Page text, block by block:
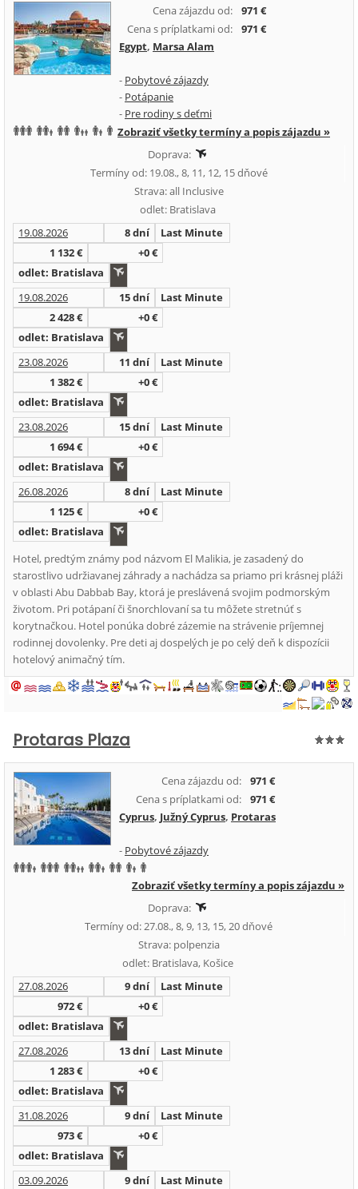
Cena zájazdu od:
971 €
Cena s príplatkami od:
971 €
Egypt, Marsa Alam
- Pobytové zájazdy
- Potápanie
- Pre rodiny s deťmi
Zobraziť všetky termíny a popis zájazdu »
Doprava:
Termíny od: 19.08., 8, 11, 12, 15 dňové
Strava: all Inclusive
odlet: Bratislava
19.08.2026
8 dní
Last Minute
1 132 €
+0 €
odlet: Bratislava
19.08.2026
15 dní
Last Minute
2 428 €
+0 €
odlet: Bratislava
23.08.2026
11 dní
Last Minute
1 382 €
+0 €
odlet: Bratislava
23.08.2026
15 dní
Last Minute
1 694 €
+0 €
odlet: Bratislava
26.08.2026
8 dní
Last Minute
1 125 €
+0 €
odlet: Bratislava
Hotel, predtým známy pod názvom El Malikia, je zasadený do
starostlivo udržiavanej záhrady a nachádza sa priamo pri krásnej pláži
v oblasti Abu Dabbab Bay, ktorá je preslávená svojim podmorským
životom. Pri potápaní či šnorchlovaní sa tu môžete stretnúť s
korytnačkou. Hotel ponúka dobré zázemie na strávenie príjemnej
rodinnej dovolenky. Pre deti aj dospelých je po celý deň k dispozícii
hotelový animačný tím.
Protaras Plaza
Cena zájazdu od:
971 €
Cena s príplatkami od:
971 €
Cyprus, Južný Cyprus, Protaras
- Pobytové zájazdy
Zobraziť všetky termíny a popis zájazdu »
Doprava:
Termíny od: 27.08., 8, 9, 13, 15, 20 dňové
Strava: polpenzia
odlet: Bratislava, Košice
27.08.2026
9 dní
Last Minute
972 €
+0 €
odlet: Bratislava
27.08.2026
13 dní
Last Minute
1 283 €
+0 €
odlet: Bratislava
31.08.2026
9 dní
Last Minute
973 €
+0 €
odlet: Bratislava
03.09.2026
9 dní
Last Minute